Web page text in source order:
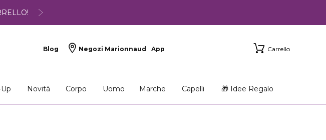
Blog Negozi Marionnaud App Carrello
Novità Corpo Uomo Marche Capelli 🎁 Idee Regalo